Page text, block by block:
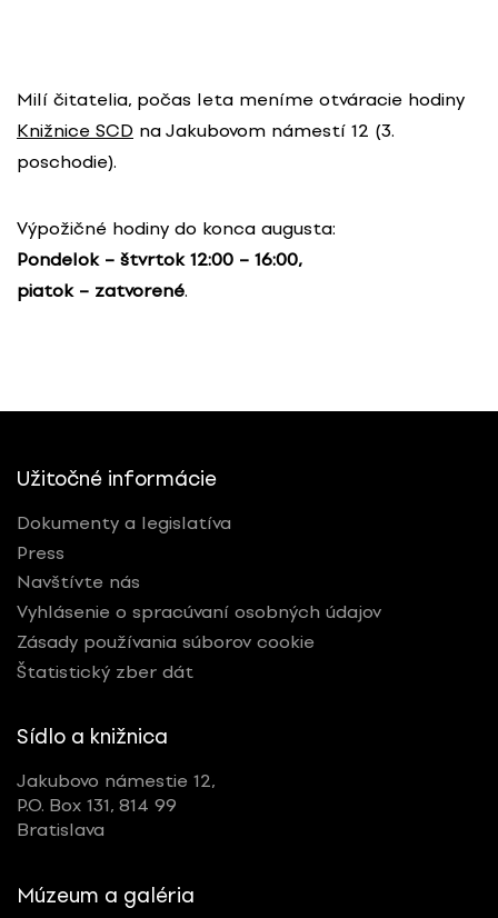
Milí čitatelia, počas leta meníme otváracie hodiny
Knižnice SCD na Jakubovom námestí 12 (3.
poschodie).
Výpožičné hodiny do konca augusta:
Pondelok – štvrtok 12:00 – 16:00,
piatok – zatvorené.
Užitočné informácie
Dokumenty a legislatíva
Press
Navštívte nás
Vyhlásenie o spracúvaní osobných údajov
Zásady používania súborov cookie
Štatistický zber dát
Sídlo a knižnica
Jakubovo námestie 12,
P.O. Box 131, 814 99
Bratislava
Múzeum a galéria